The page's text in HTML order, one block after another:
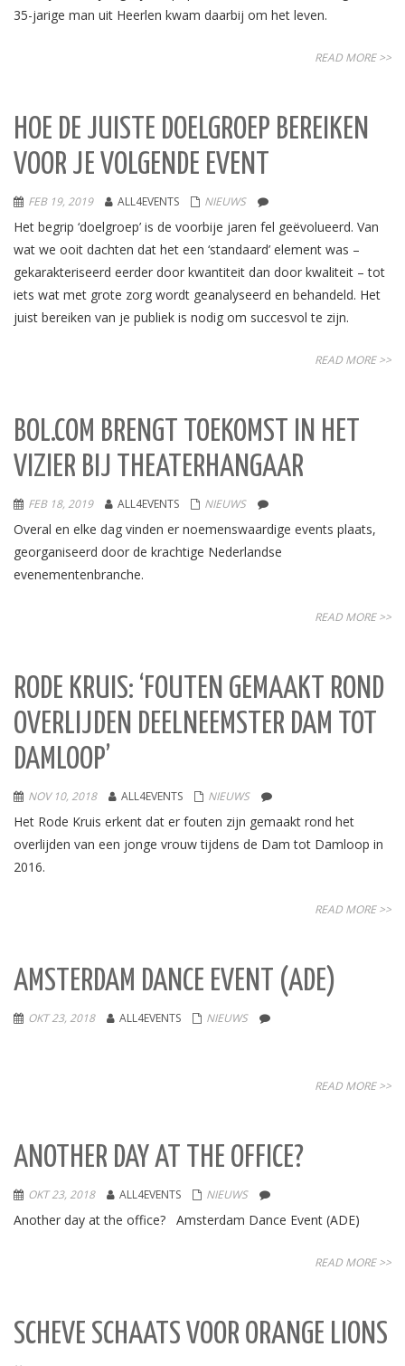
35-jarige man uit Heerlen kwam daarbij om het leven.
READ MORE >>
HOE DE JUISTE DOELGROEP BEREIKEN
VOOR JE VOLGENDE EVENT
FEB 19, 2019 ALL4EVENTS NIEUWS
Het begrip ‘doelgroep’ is de voorbije jaren fel geëvolueerd. Van
wat we ooit dachten dat het een ‘standaard’ element was –
gekarakteriseerd eerder door kwantiteit dan door kwaliteit – tot
iets wat met grote zorg wordt geanalyseerd en behandeld. Het
juist bereiken van je publiek is nodig om succesvol te zijn.
READ MORE >>
BOL.COM BRENGT TOEKOMST IN HET
VIZIER BIJ THEATERHANGAAR
FEB 18, 2019 ALL4EVENTS NIEUWS
Overal en elke dag vinden er noemenswaardige events plaats,
georganiseerd door de krachtige Nederlandse
evenementenbranche.
READ MORE >>
RODE KRUIS: ‘FOUTEN GEMAAKT ROND
OVERLIJDEN DEELNEEMSTER DAM TOT
DAMLOOP’
NOV 10, 2018 ALL4EVENTS NIEUWS
Het Rode Kruis erkent dat er fouten zijn gemaakt rond het
overlijden van een jonge vrouw tijdens de Dam tot Damloop in
2016.
READ MORE >>
AMSTERDAM DANCE EVENT (ADE)
OKT 23, 2018 ALL4EVENTS NIEUWS
READ MORE >>
ANOTHER DAY AT THE OFFICE?
OKT 23, 2018 ALL4EVENTS NIEUWS
Another day at the office? Amsterdam Dance Event (ADE)
READ MORE >>
SCHEVE SCHAATS VOOR ORANGE LIONS